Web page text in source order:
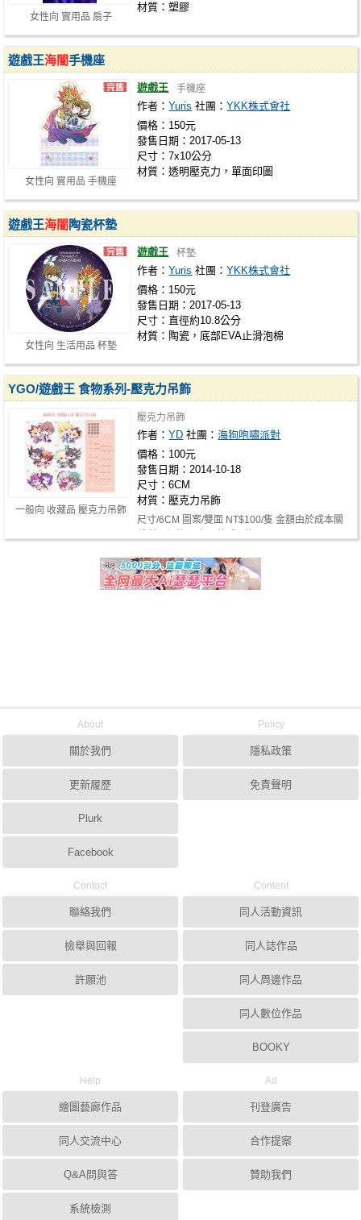
女性向 實用品 扇子
材質：塑膠
女性向 實用品 手機座
遊戲王海闇手機座
遊戲王 手機座
作者：Yuris 社團：YKK株式會社
價格：150元
發售日期：2017-05-13
尺寸：7x10公分
材質：透明壓克力，單面印圖
女性向 生活用品 杯墊
遊戲王海闇 陶瓷杯墊
遊戲王 杯墊
作者：Yuris 社團：YKK株式會社
價格：150元
發售日期：2017-05-13
尺寸：直徑約10.8公分
材質：陶瓷，底部EVA止滑泡棉
一般向 收藏品 壓克力吊飾
YGO/遊戲王 食物系列-壓克力吊飾
壓克力吊飾
作者：YD 社團：海狗咆嘯派對
價格：100元
發售日期：2014-10-18
尺寸：6CM
材質：壓克力吊飾
尺寸/6CM 圖案/雙面 NT$100/隻 金額由於成本關
About
關於我們
更新履歷
Plurk
Facebook
Policy
隱私政策
免責聲明
Contact
聯絡我們
檢舉與回報
許願池
Content
同人活動資訊
同人誌作品
同人周邊作品
同人數位作品
BOOKY
Help
繪圖藝廊作品
同人交流中心
Q&A問與答
系統檢測
Ad
刊登廣告
合作提案
贊助我們